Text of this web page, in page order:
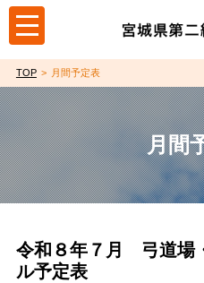
toggle
navigation
TOP 月間予定表
月間
令和８年７月 弓道場
ル予定表